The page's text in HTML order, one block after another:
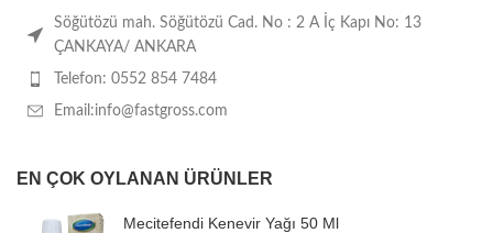
Söğütözü mah. Söğütözü Cad. No : 2 A İç Kapı No: 13
ÇANKAYA/ ANKARA
Telefon: 0552 854 7484
Email:info@fastgross.com
EN ÇOK OYLANAN ÜRÜNLER
Mecitefendi Kenevir Yağı 50 Ml